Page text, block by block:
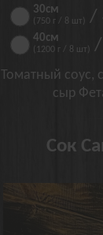
30см
(750 г / 8 шт) /
40см
(1200 г / 8 шт)
Томатный соус,
сыр
Сок